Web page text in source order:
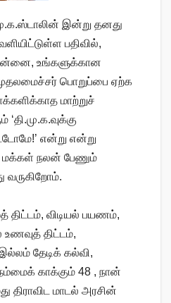
இன்று தனது
பதிவில்,
உங்களுக்கான
பொறுப்பை ஏற்க
மாற்றுச்
என்று என்று
நலன் பேணும்
வருகிறோம்.
திட்டம், விடியல் பயணம்,
திட்டம்,
தேடிக் கல்வி,
காக்கும் 48 , நான்
திராவிட மாடல் அரசின்